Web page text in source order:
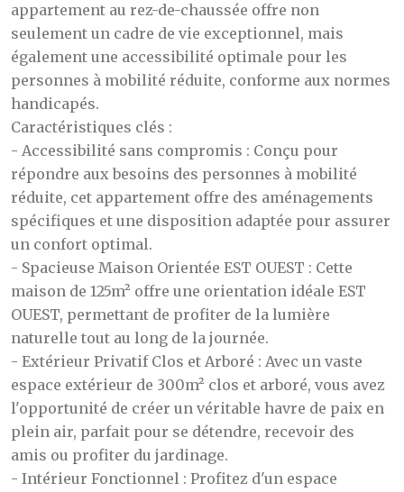
appartement au rez-de-chaussée offre non
seulement un cadre de vie exceptionnel, mais
également une accessibilité optimale pour les
personnes à mobilité réduite, conforme aux normes
handicapés.
Caractéristiques clés :
- Accessibilité sans compromis : Conçu pour
répondre aux besoins des personnes à mobilité
réduite, cet appartement offre des aménagements
spécifiques et une disposition adaptée pour assurer
un confort optimal.
- Spacieuse Maison Orientée EST OUEST : Cette
maison de 125m² offre une orientation idéale EST
OUEST, permettant de profiter de la lumière
naturelle tout au long de la journée.
- Extérieur Privatif Clos et Arboré : Avec un vaste
espace extérieur de 300m² clos et arboré, vous avez
l'opportunité de créer un véritable havre de paix en
plein air, parfait pour se détendre, recevoir des
amis ou profiter du jardinage.
- Intérieur Fonctionnel : Profitez d'un espace